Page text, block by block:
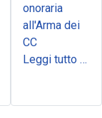
onoraria
all'Arma dei
CC
Leggi tutto …